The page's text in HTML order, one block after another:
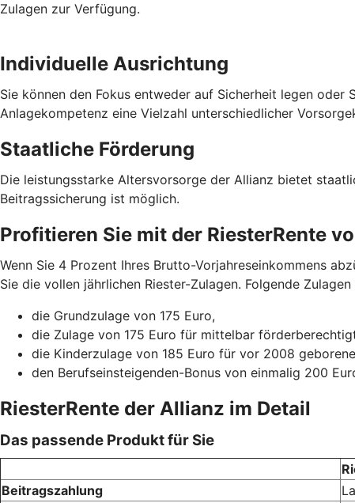
Zulagen zur Verfügung.
Individuelle Ausrichtung
Sie können den Fokus entweder auf Sicherheit legen
Anlagekompetenz eine Vielzahl unterschiedlicher
Staatliche Förderung
Die leistungsstarke Altersvorsorge der Allianz bietet
Beitragssicherung ist möglich.
Profitieren Sie mit der RiesterRente
Wenn Sie 4 Prozent Ihres Brutto-Vorjahreseinkommens
Sie die vollen jährlichen Riester-Zulagen. Folgende
die Grundzulage von 175 Euro,
die Zulage von 175 Euro für mittelbar
die Kinderzulage von 185 Euro für vor 2008
den Berufseinsteigenden-Bonus von einmalig 200
RiesterRente der Allianz im Detail
Das passende Produkt für Sie
Beitragszahlung